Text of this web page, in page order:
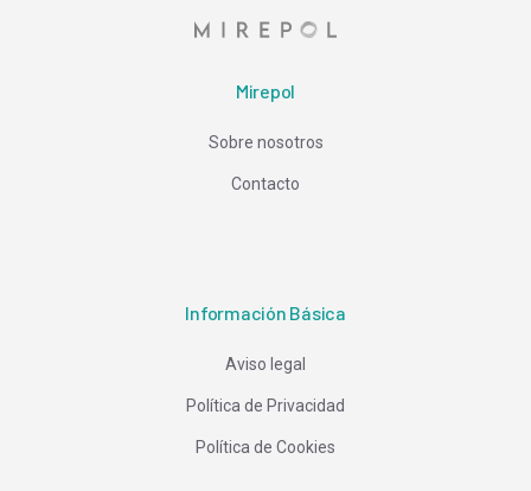
Mirepol
Sobre nosotros
Contacto
Información Básica
Aviso legal
Política de Privacidad
Política de Cookies